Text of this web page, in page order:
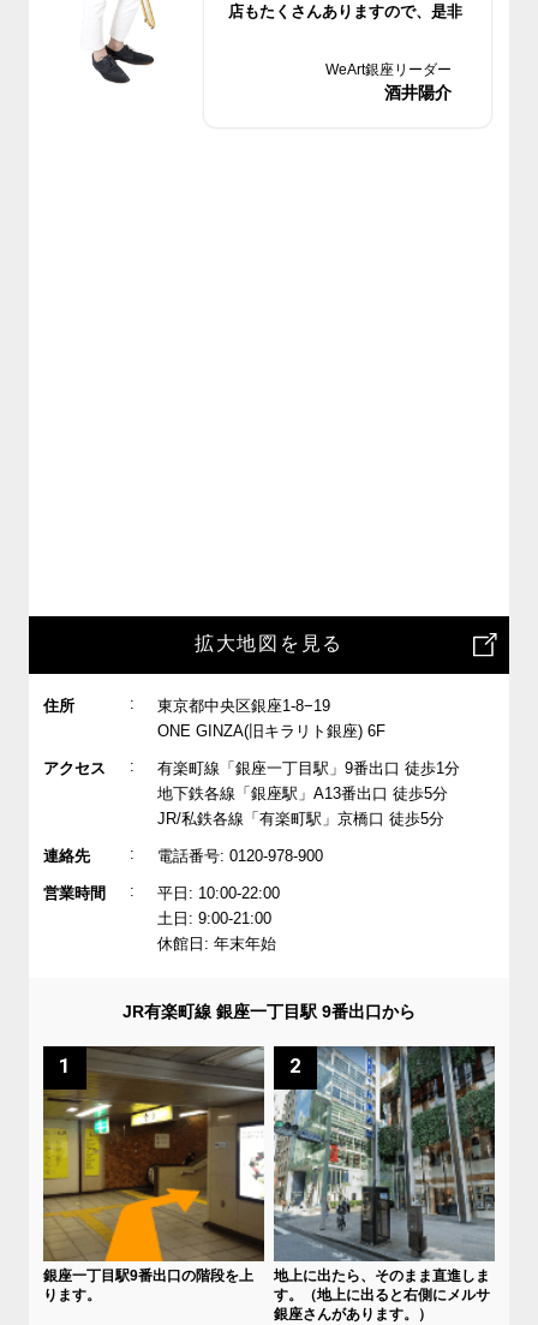
店もたくさんありますので、是非
WeArt銀座リーダー
酒井陽介
拡大地図を見る
住所 :
東京都中央区銀座1-8−19
ONE GINZA(旧キラリト銀座) 6F
アクセス :
有楽町線「銀座一丁目駅」9番出口 徒歩1分
地下鉄各線「銀座駅」A13番出口 徒歩5分
JR/私鉄各線「有楽町駅」京橋口 徒歩5分
連絡先 : 電話番号: 0120-978-900
営業時間 :
平日: 10:00-22:00
土日: 9:00-21:00
休館日: 年末年始
JR有楽町線 銀座一丁目駅 9番出口から
1
銀座一丁目駅9番出口の階段を上
ります。
2
地上に出たら、そのまま直進しま
す。（地上に出ると右側にメルサ
銀座さんがあります。）